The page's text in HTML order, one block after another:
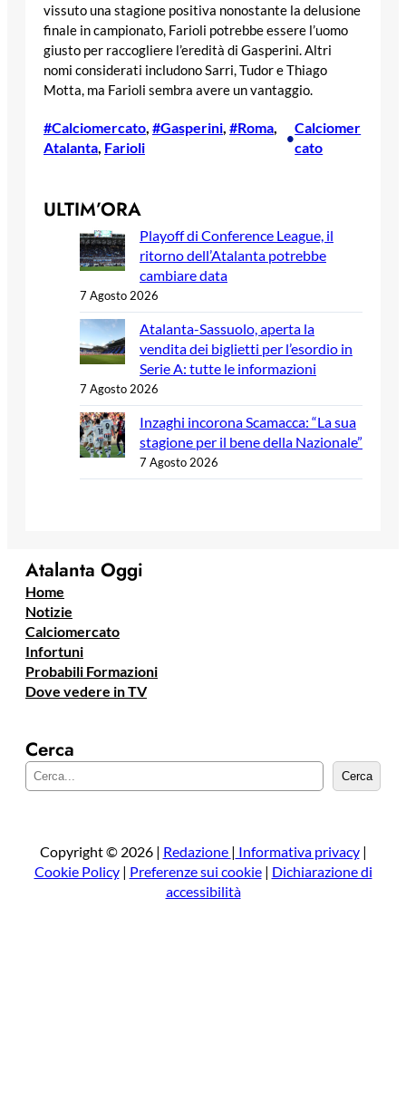
vissuto una stagione positiva nonostante la delusione
finale in campionato, Farioli potrebbe essere l’uomo
giusto per raccogliere l’eredità di Gasperini. Altri
nomi considerati includono Sarri, Tudor e Thiago
Motta, ma Farioli sembra avere un vantaggio.
#Calciomercato #Gasperini #Roma
Atalanta Farioli
•
Calciomer
cato
ULTIM’ORA
Playoff di Conference League, il
ritorno dell’Atalanta potrebbe
cambiare data
7 Agosto 2026
Atalanta-Sassuolo, aperta la
vendita dei biglietti per l’esordio in
Serie A: tutte le informazioni
7 Agosto 2026
Inzaghi incorona Scamacca: “La sua
stagione per il bene della Nazionale”
7 Agosto 2026
Atalanta Oggi
Home
Notizie
Calciomercato
Infortuni
Probabili Formazioni
Dove vedere in TV
Cerca
e
a
Cerca
Copyright © 2026 | Redazione | Informativa privacy|
Cookie Policy| Preferenze sui cookie| Dichiarazione di
accessibilità